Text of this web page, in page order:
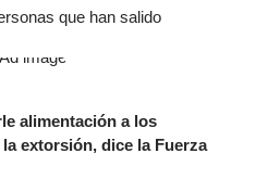
que han salido
alimentación a los
extorsión, dice la Fuerza